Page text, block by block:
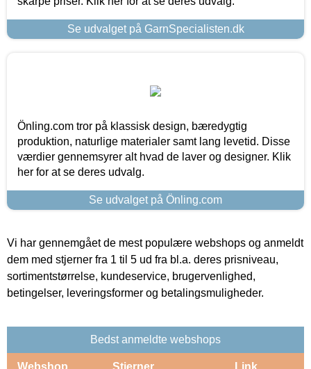
Se udvalget på GarnSpecialisten.dk
Önling.com tror på klassisk design, bæredygtig
produktion, naturlige materialer samt lang levetid. Disse
værdier gennemsyrer alt hvad de laver og designer. Klik
her for at se deres udvalg.
Se udvalget på Önling.com
Vi har gennemgået de mest populære webshops og anmeldt
dem med stjerner fra 1 til 5 ud fra bl.a. deres prisniveau,
sortimentstørrelse, kundeservice, brugervenlighed,
betingelser, leveringsformer og betalingsmuligheder.
Bedst anmeldte webshops
Webshop Stjerner Link